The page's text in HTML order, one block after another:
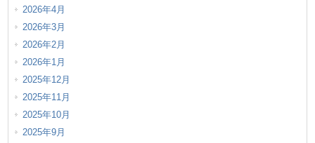
2026年4月
2026年3月
2026年2月
2026年1月
2025年12月
2025年11月
2025年10月
2025年9月